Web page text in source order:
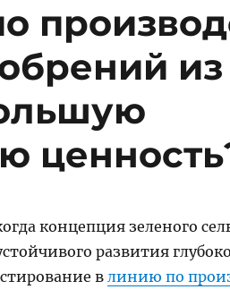
из
концепция зеленого
развития
в линию по